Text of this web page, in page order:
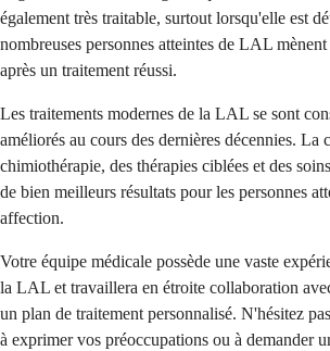
également très traitable, surtout lorsqu'elle est
nombreuses personnes atteintes de LAL
après un traitement réussi.
Les traitements modernes de la LAL se sont
améliorés au cours des dernières décennies. La
chimiothérapie, des thérapies ciblées et des
de bien meilleurs résultats pour les personnes
affection.
Votre équipe médicale possède une vaste
la LAL et travaillera en étroite collaboration
un plan de traitement personnalisé. N'hésitez
à exprimer vos préoccupations ou à demander